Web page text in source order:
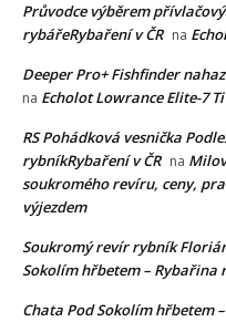
Průvodce výběrem
rybářeRybaření v ČR na
Deeper Pro+ Fishfinder
na Echolot Lowrance Elite-7
RS Pohádková vesnička
rybníkRybaření v ČR na
soukromého revíru, ceny,
výjezdem
Soukromý revír rybník
Sokolím hřbetem – Rybařina
Chata Pod Sokolím hřbetem